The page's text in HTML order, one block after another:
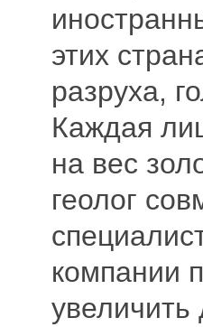
этих
разруха,
Каждая
на вес
геолог
компании